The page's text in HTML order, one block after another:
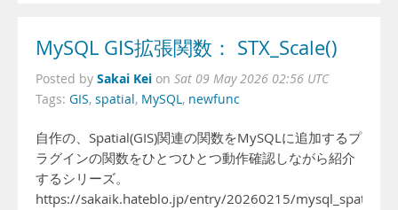
MySQL GIS拡張関数： STX_Scale()
Posted by Sakai Kei on Sat 09 May 2026 02:56 UTC
Tags: GIS, spatial, MySQL, newfunc
自作の、Spatial(GIS)関連の関数をMySQLに追加するプ
ラグインの関数をひとつひとつ動作確認しながら紹介
するシリーズ。
https://sakaik.hateblo.jp/entry/20260215/